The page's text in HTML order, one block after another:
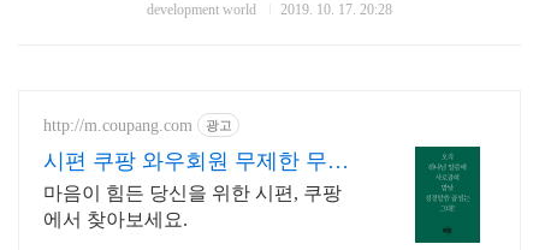
development world 2019. 10. 17. 20:28
http://m.coupang.com 광고
시편 쿠팡 와우회원 무제한 무료
배송
마음이 힘든 당신을 위한 시편, 쿠팡
에서 찾아보세요.